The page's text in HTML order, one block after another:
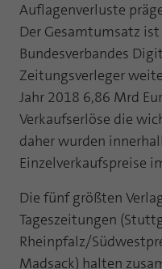
Auflagenverluste
Der Gesamtumsatz
Bundesverbandes
Zeitungsverleger
Jahr 2018 6,86 Mrd
Verkaufserlöse die
daher wurden
Einzelverkaufspreise
Die fünf größten
Tageszeitungen
Rheinpfalz/
Madsack) halten
Zweck PHPs
Zweck
Cookie